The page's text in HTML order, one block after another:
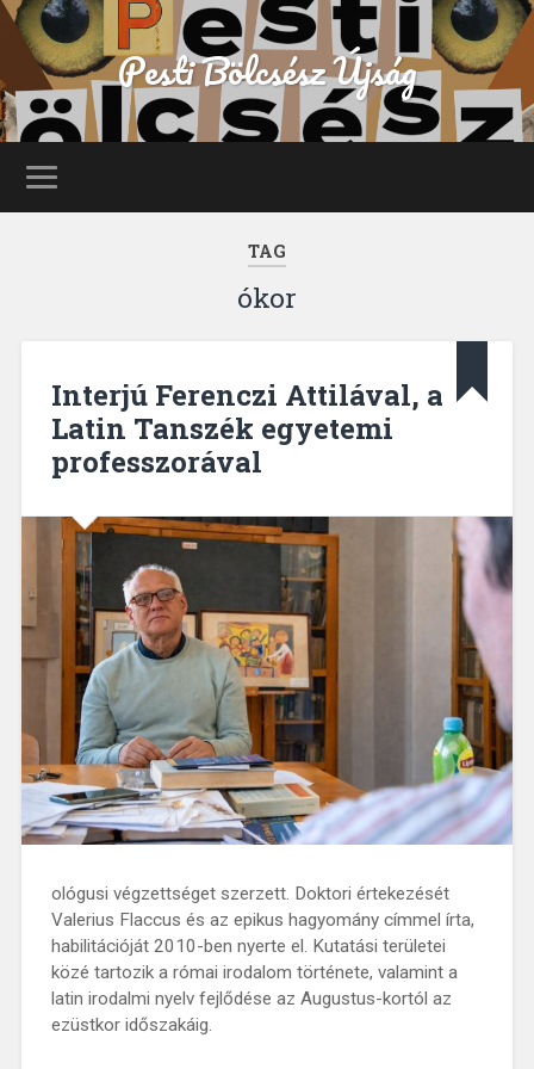
Pesti Bölcsész Újság
TAG
ókor
Interjú Ferenczi Attilával, a
Latin Tanszék egyetemi
professzorával
ológusi végzettséget szerzett. Doktori értekezését
Valerius Flaccus és az epikus hagyomány címmel írta,
habilitációját 2010-ben nyerte el. Kutatási területei
közé tartozik a római irodalom története, valamint a
latin irodalmi nyelv fejlődése az Augustus-kortól az
ezüstkor időszakáig.